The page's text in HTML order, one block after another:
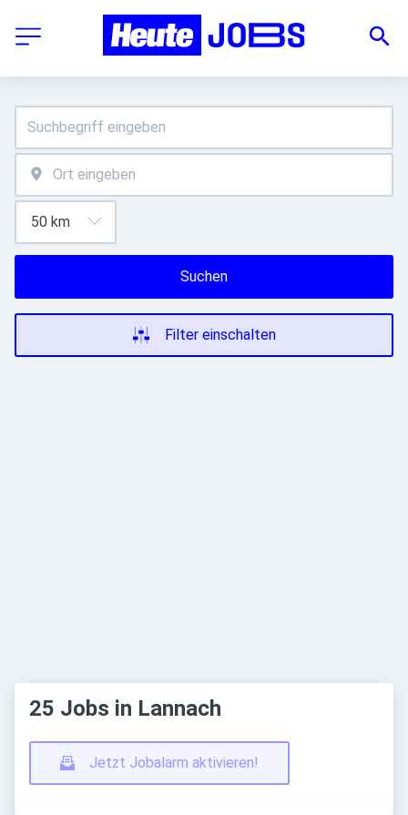
Suchen
Filter einschalten
25 Jobs in Lannach
Jetzt Jobalarm aktivieren!